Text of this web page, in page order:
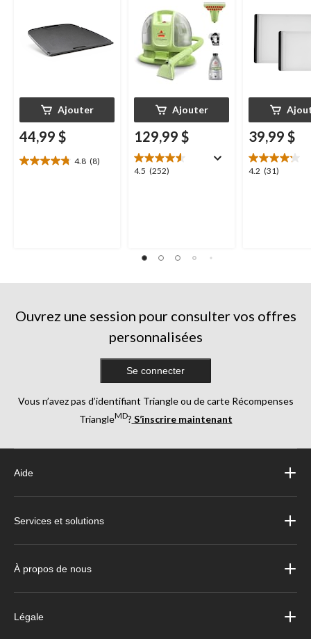
série Q285
Ajouter
44,99 $
4.8 (8)
4.8
tapis et tissus
d'ameublement
Ajouter
129,99 $
4.5 (252)
4.5
39,99 $
4.2 (31)
4.2
Ouvrez une session pour consulter vos offres
personnalisées
Se connecter
Vous n’avez pas d’identifiant Triangle ou de carte Récompenses
TriangleMD? S’inscrire maintenant
Aide
Services et solutions
À propos de nous
Légale